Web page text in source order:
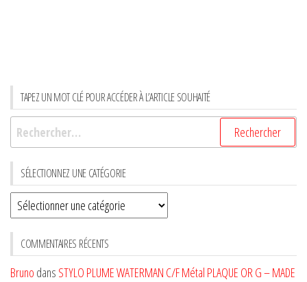
TAPEZ UN MOT CLÉ POUR ACCÉDER À L’ARTICLE SOUHAITÉ
Rechercher :
SÉLECTIONNEZ UNE CATÉGORIE
Sélectionnez
une
CATÉGORIE
COMMENTAIRES RÉCENTS
Bruno dans STYLO PLUME WATERMAN C/F Métal PLAQUE OR G – MADE